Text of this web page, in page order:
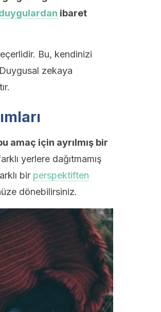
ibaret
Bu, kendinizi
zekaya
amaç için ayrılmış bir
yerlere dağıtmamış
bir perspektiften
dönebilirsiniz.